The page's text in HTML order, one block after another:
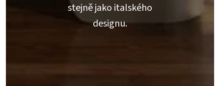
stejně jako italského
designu.